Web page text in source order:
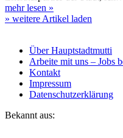
mehr lesen »
» weitere Artikel laden
Über Hauptstadtmutti
Arbeite mit uns – Jobs
Kontakt
Impressum
Datenschutzerklärung
Bekannt aus: